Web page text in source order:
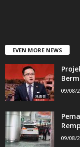
EVEN MORE NEWS
09/08/
09/08/